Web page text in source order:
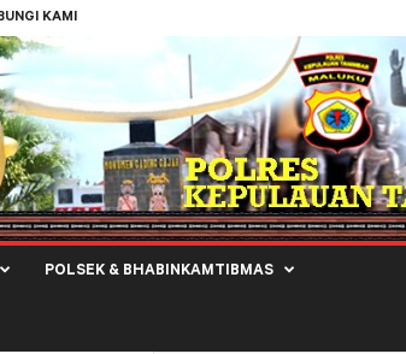
KAMI
POLSEK & BHABINKAMTIBMAS